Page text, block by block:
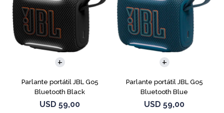
Parlante portátil JBL Go5
Bluetooth Black
USD 59,00
Parlante portátil JBL Go5
Bluetooth Blue
USD 59,00